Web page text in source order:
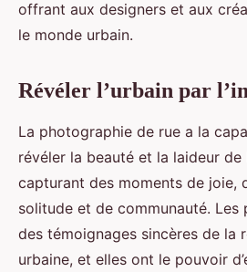
offrant aux designers et aux
le monde urbain.
Révéler l’urbain par
La photographie de rue a la
révéler la beauté et la laideur de
capturant des moments de joie,
solitude et de communauté. Les
des témoignages sincères de la
urbaine, et elles ont le pouvoir